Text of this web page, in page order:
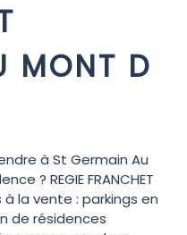
MONT D
à St Germain Au
? REGIE FRANCHET
la vente : parkings en
de résidences